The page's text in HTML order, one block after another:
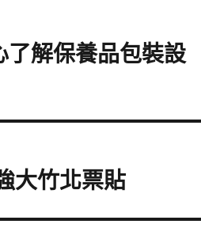
解保養品包裝設
大竹北票貼